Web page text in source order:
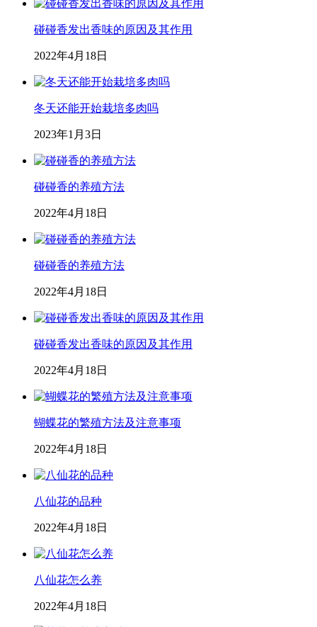
碰碰香发出香味的原因及其作用
2022年4月18日
冬天还能开始栽培多肉吗
2023年1月3日
碰碰香的养殖方法
2022年4月18日
碰碰香的养殖方法
2022年4月18日
碰碰香发出香味的原因及其作用
2022年4月18日
蝴蝶花的繁殖方法及注意事项
2022年4月18日
八仙花的品种
2022年4月18日
八仙花怎么养
2022年4月18日